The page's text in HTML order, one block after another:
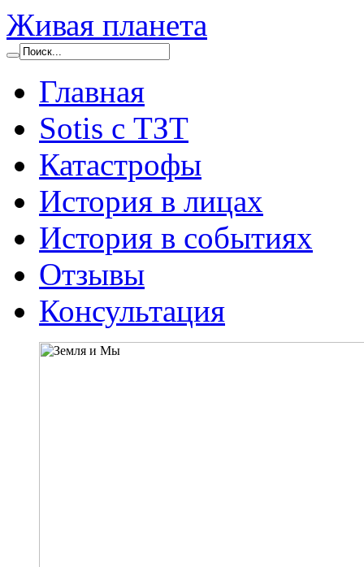
Живая планета
Главная
Sotis с ТЗТ
Катастрофы
История в лицах
История в событиях
Отзывы
Консультация